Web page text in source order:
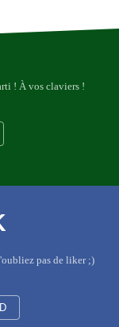
! À vos claviers !
pas de liker ;)